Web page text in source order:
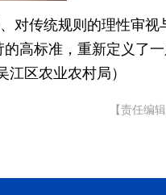
对传统规则的理性审视
的高标准，重新定义了
区农业农村局）
【责任编